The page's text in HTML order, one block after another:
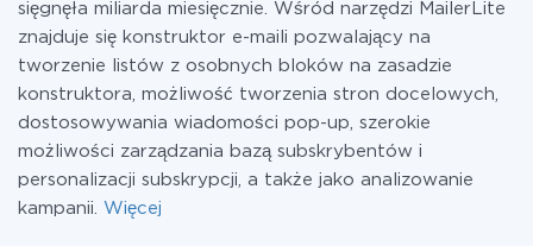
sięgnęła miliarda miesięcznie. Wśród narzędzi MailerLite
znajduje się konstruktor e-maili pozwalający na
tworzenie listów z osobnych bloków na zasadzie
konstruktora, możliwość tworzenia stron docelowych,
dostosowywania wiadomości pop-up, szerokie
możliwości zarządzania bazą subskrybentów i
personalizacji subskrypcji, a także jako analizowanie
kampanii. Więcej